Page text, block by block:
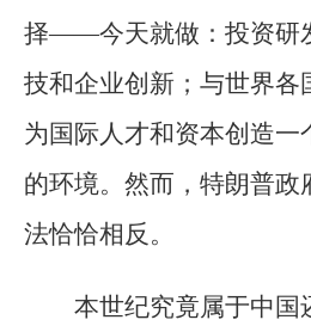
择——今天就做：投资研
技和企业创新；与世界各
为国际人才和资本创造一
的环境。然而，特朗普政
法恰恰相反。
本世纪究竟属于中国